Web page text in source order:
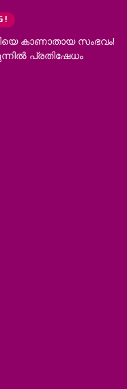
കാണാതായ സംഭവം!
പ്രതിഷേധം